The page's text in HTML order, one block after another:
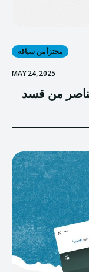
مجتزأ من سياقه
MAY 24, 2025
من قسد